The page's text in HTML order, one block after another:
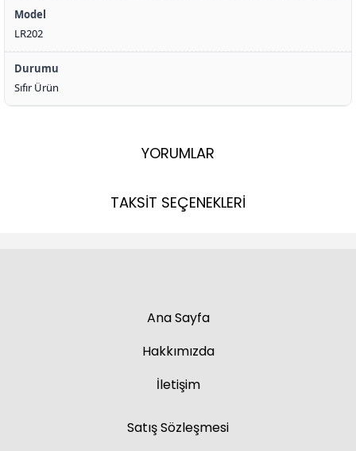
Model
LR202
Durumu
Sıfır Ürün
YORUMLAR
TAKSİT SEÇENEKLERİ
Ana Sayfa
Hakkımızda
İletişim
Satış Sözleşmesi